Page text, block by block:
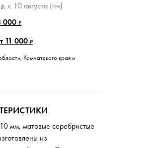
₽, c 10 августа (пн)
000₽
11 000₽
Камчатского края и
мм, матовые серебристые
из